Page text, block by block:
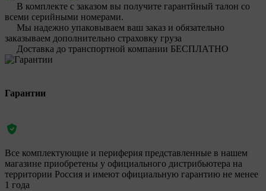
В комплекте с заказом вы получите гарантйный талон со
всеми серийными номерами.
Мы надежно упаковываем ваш заказ и обязательно
заказываем дополнительно страховку груза
Доставка до транспортной компании БЕСПЛАТНО
Гарантии
Все комплектующие и периферия представленные в нашем
магазине приобретены у официального дистрибьютера на
территории Россия и имеют официальную гарантию не менее
1 года